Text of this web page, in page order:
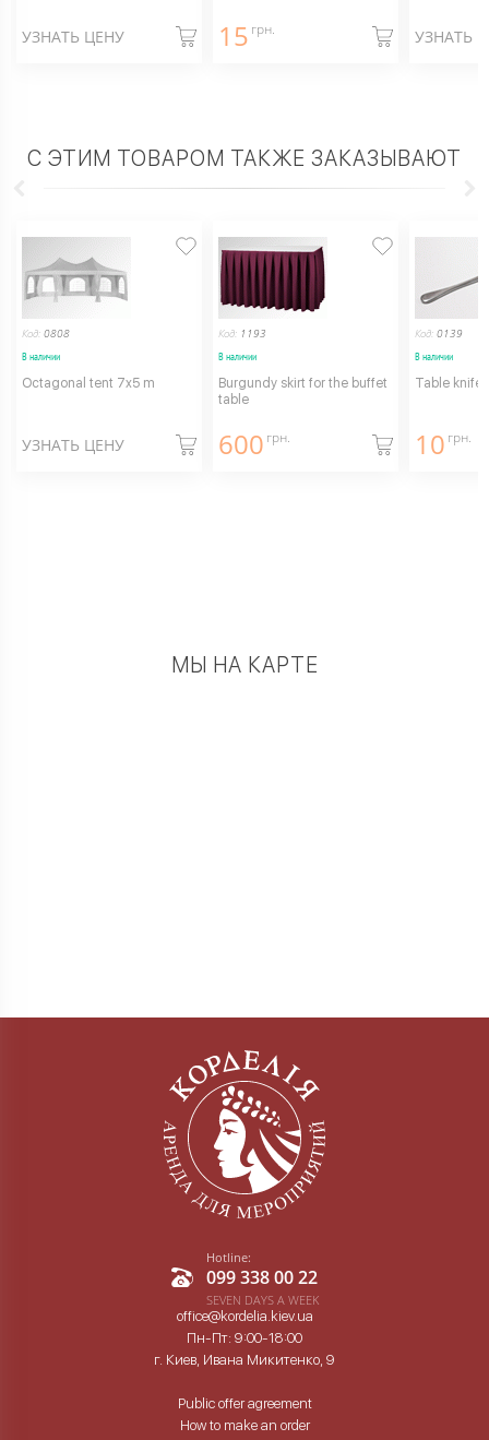
УЗНАТЬ ЦЕНУ 15 грн. УЗНАТЬ
С ЭТИМ ТОВАРОМ ТАКЖЕ ЗАКАЗЫВАЮТ
Код: 0808
В наличии
Octagonal tent 7x5 m
УЗНАТЬ ЦЕНУ
Код: 1193
В наличии
Burgundy skirt for the buffet
table
600 грн.
Код: 0139
В наличии
Table knife
10 грн.
МЫ НА КАРТЕ
Hotline:
099 338 00 22
SEVEN DAYS A WEEK
office@kordelia.kiev.ua
Пн-Пт: 9:00-18:00
г. Киев, Ивана Микитенко, 9
Public offer agreement
How to make an order